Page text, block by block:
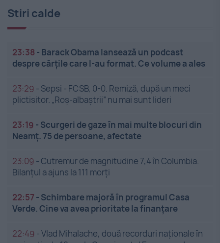
Stiri calde
23:38 - Barack Obama lansează un podcast
despre cărțile care l-au format. Ce volume a ales
23:29 - Sepsi - FCSB, 0-0. Remiză, după un meci
plictisitor. „Roș-albaștrii” nu mai sunt lideri
23:19 - Scurgeri de gaze în mai multe blocuri din
Neamț. 75 de persoane, afectate
23:09 -Cutremur de magnitudine 7,4 în Columbia.
Bilanțul a ajuns la 111 morți
22:57 - Schimbare majoră în programul Casa
Verde. Cine va avea prioritate la finanțare
22:49 -Vlad Mihalache, două recorduri naționale în